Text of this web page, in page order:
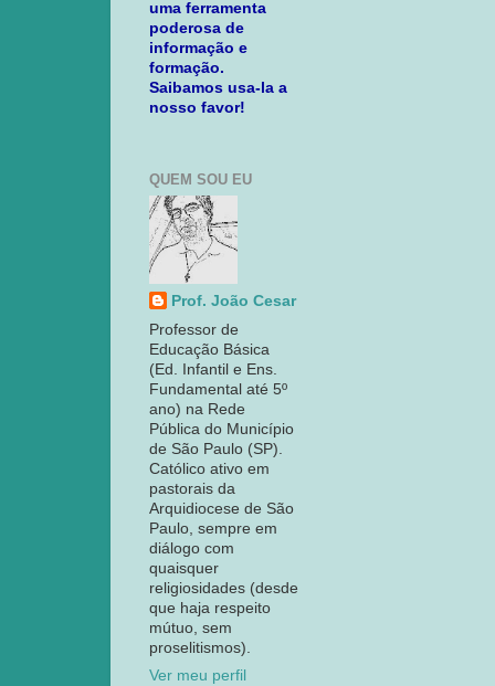
uma ferramenta
poderosa de
informação e
formação.
Saibamos usa-la a
nosso favor!
QUEM SOU EU
Prof. João Cesar
Professor de
Educação Básica
(Ed. Infantil e Ens.
Fundamental até 5º
ano) na Rede
Pública do Município
de São Paulo (SP).
Católico ativo em
pastorais da
Arquidiocese de São
Paulo, sempre em
diálogo com
quaisquer
religiosidades (desde
que haja respeito
mútuo, sem
proselitismos).
Ver meu perfil